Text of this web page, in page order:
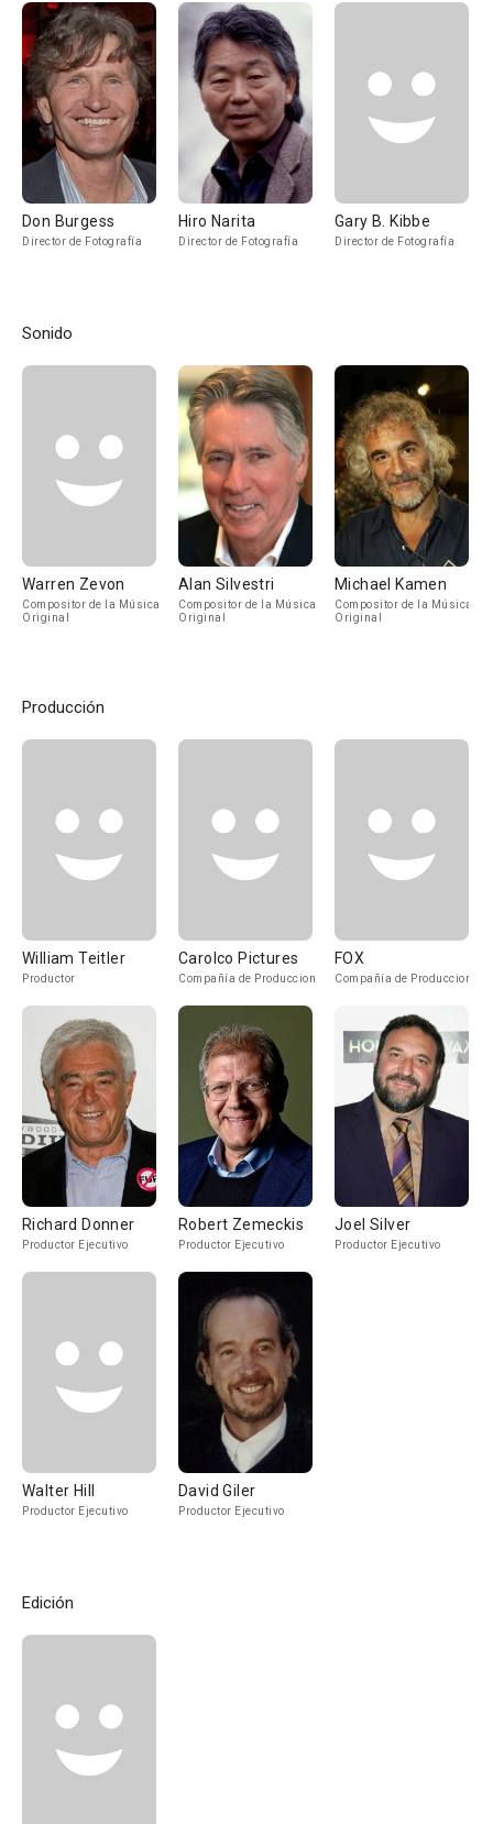
Don Burgess
Director de Fotografía
Hiro Narita
Director de Fotografía
Gary B. Kibbe
Director de Fotografía
Sonido
Warren Zevon
Compositor de la Música
Original
Alan Silvestri
Compositor de la Música
Original
Michael Kamen
Compositor de la Música
Original
Producción
William Teitler
Productor
Carolco Pictures
Compañía de Produccion
FOX
Compañía de Produccion
Richard Donner
Productor Ejecutivo
Robert Zemeckis
Productor Ejecutivo
Joel Silver
Productor Ejecutivo
Walter Hill
Productor Ejecutivo
David Giler
Productor Ejecutivo
Edición